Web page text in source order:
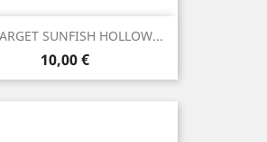
SUNFISH HOLLOW...
Preço
10,00 €